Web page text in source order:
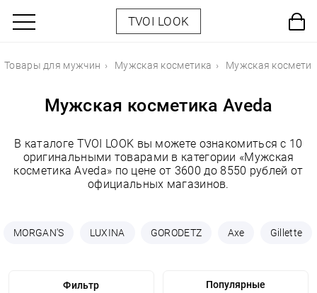
TVOI LOOK
Товары для мужчин Мужская косметика Мужская
Мужская косметика Aveda
В каталоге TVOI LOOK вы можете ознакомиться с 10
оригинальными товарами в категории «Мужская
косметика Aveda» по цене от 3600 до 8550 рублей от
официальных магазинов.
MORGAN'S LUXINA GORODETZ Axe Gillette
Фильтр